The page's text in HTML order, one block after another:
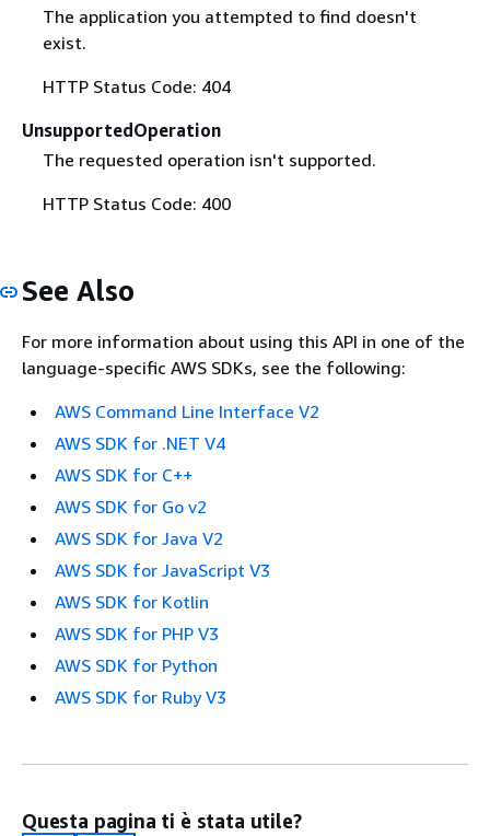
The application you attempted to find doesn't
exist.
HTTP Status Code: 404
UnsupportedOperation
The requested operation isn't supported.
HTTP Status Code: 400
See Also
For more information about using this API in one of the
language-specific AWS SDKs, see the following:
AWS Command Line Interface V2
AWS SDK for .NET V4
AWS SDK for C++
AWS SDK for Go v2
AWS SDK for Java V2
AWS SDK for JavaScript V3
AWS SDK for Kotlin
AWS SDK for PHP V3
AWS SDK for Python
AWS SDK for Ruby V3
Questa pagina ti è stata utile?